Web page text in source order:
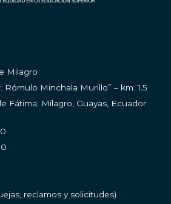
Milagro
Rómulo Minchala Murillo” – km. 1.5
Fátima; Milagro, Guayas, Ecuador.
reclamos y solicitudes)